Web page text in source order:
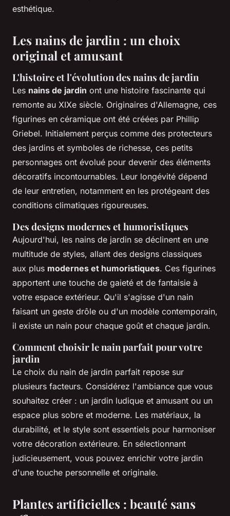
esthétique.
Les nains de jardin : un choix
original et amusant
L'histoire et l'évolution des nains de jardin
Les nains de jardin ont une histoire fascinante qui
remonte au XIXe siècle. Originaires d'Allemagne, ces
figurines en céramique ont été créées par Phillip
Griebel. Initialement perçus comme des protecteurs
des jardins et symboles de richesse, ces petits
personnages ont évolué pour devenir des éléments
décoratifs incontournables. Leur longévité dépend
de leur entretien, notamment en les protégeant des
conditions climatiques rigoureuses.
Des designs modernes et humoristiques
Aujourd'hui, les nains de jardin se déclinent en une
multitude de styles, allant des designs classiques
aux plus modernes et humoristiques. Ces figurines
apportent une touche de gaieté et de fantaisie à
votre espace extérieur. Qu'il s'agisse d'un nain
faisant un geste drôle ou d'un modèle contemporain,
il existe un nain pour chaque goût et chaque jardin.
Comment choisir le nain parfait pour votre
jardin
Le choix du nain de jardin parfait repose sur
plusieurs facteurs. Considérez l'ambiance que vous
souhaitez créer : un jardin ludique et amusant ou un
espace plus sobre et moderne. Les matériaux, la
durabilité, et le style sont essentiels pour harmoniser
votre décoration extérieure. En sélectionnant
judicieusement, vous pouvez enrichir votre jardin
d'une touche personnelle et originale.
Plantes artificielles : beauté sans